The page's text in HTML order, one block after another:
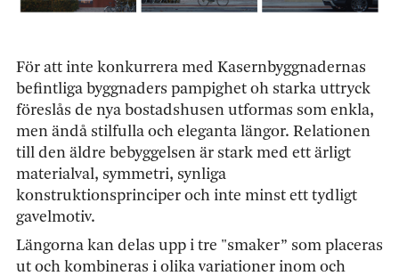
För att inte konkurrera med Kasernbyggnadernas
befintliga byggnaders pampighet oh starka uttryck
föreslås de nya bostadshusen utformas som enkla,
men ändå stilfulla och eleganta längor. Relationen
till den äldre bebyggelsen är stark med ett ärligt
materialval, symmetri, synliga
konstruktionsprinciper och inte minst ett tydligt
gavelmotiv.
Längorna kan delas upp i tre "smaker” som placeras
ut och kombineras i olika variationer inom och